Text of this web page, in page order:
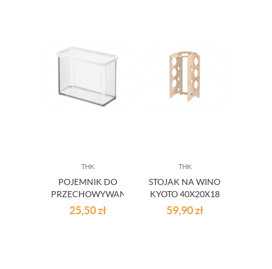
THK
POJEMNIK DO
PRZECHOWYWANIA
LOFT BIAŁY 2L
25,50zł
THK
STOJAK NA WINO
KYOTO 40X20X18
CM
59,90zł